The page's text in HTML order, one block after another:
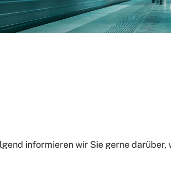
informieren wir Sie gerne